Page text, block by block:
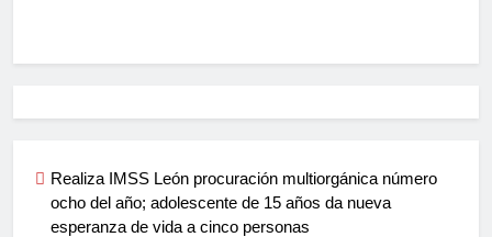
Realiza IMSS León procuración multiorgánica número
ocho del año; adolescente de 15 años da nueva
esperanza de vida a cinco personas